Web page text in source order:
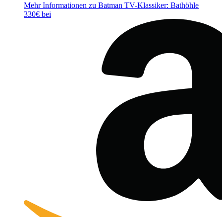
Mehr Informationen zu Batman TV-Klassiker: Bathöhle
330€ bei